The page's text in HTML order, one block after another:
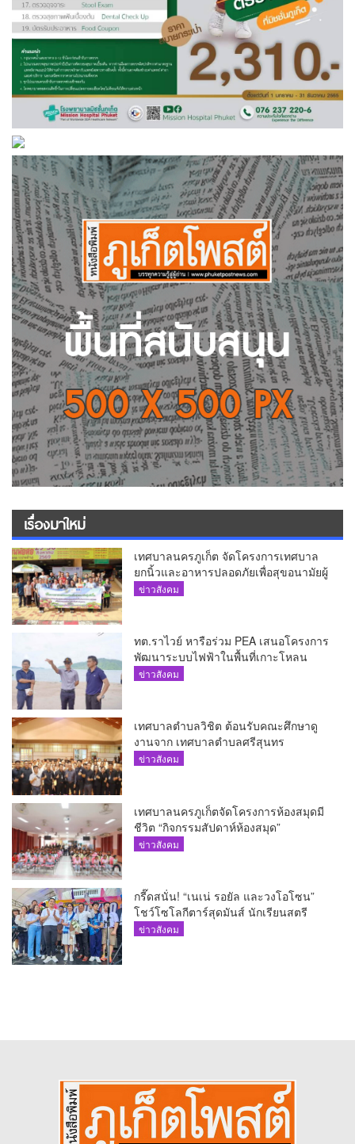
เรื่องมาใหม่
เทศบาลนครภูเก็ต จัดโครงการเทศบาล
ยกนิ้วและอาหารปลอดภัยเพื่อสุขอนามัยผู้
บริโภค
ข่าวสังคม
ทต.ราไวย์ หารือร่วม PEA เสนอโครงการ
พัฒนาระบบไฟฟ้าในพื้นที่เกาะโหลน
ข่าวสังคม
เทศบาลตำบลวิชิต ต้อนรับคณะศึกษาดู
งานจาก เทศบาลตำบลศรีสุนทร
ข่าวสังคม
เทศบาลนครภูเก็ตจัดโครงการห้องสมุดมี
ชีวิต “กิจกรรมสัปดาห์ห้องสมุด”
ข่าวสังคม
กรี๊ดสนั่น! “เนเน่ รอยัล และวงโอโซน”
โชว์โซโลกีตาร์สุดมันส์ นักเรียนสตรี
ภูเก็ตนั่งไม่ติด ทั้งเต้น-ร้อง
ข่าวสังคม